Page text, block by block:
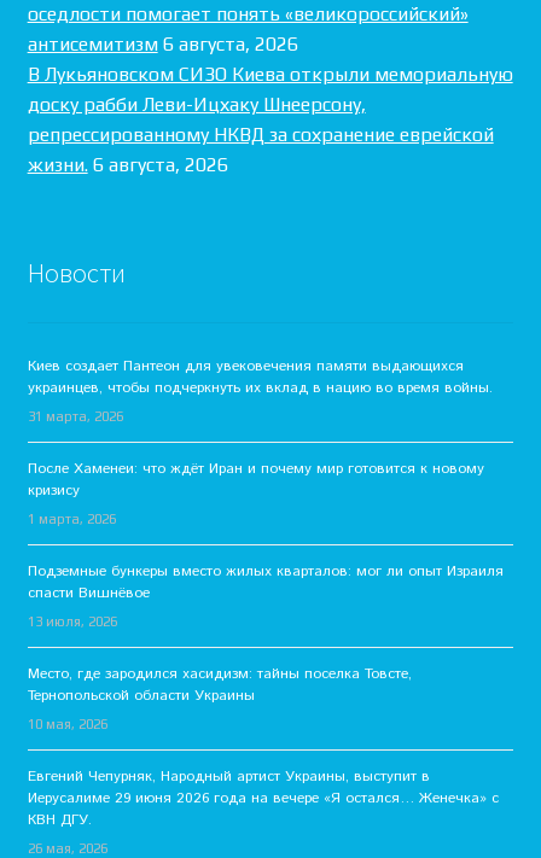
оседлости помогает понять «великороссийский»
антисемитизм 6 августа, 2026
В Лукьяновском СИЗО Киева открыли мемориальную
доску рабби Леви-Ицхаку Шнеерсону,
репрессированному НКВД за сохранение еврейской
жизни. 6 августа, 2026
Новости
Киев создает Пантеон для увековечения памяти выдающихся
украинцев, чтобы подчеркнуть их вклад в нацию во время войны.
31 марта, 2026
После Хаменеи: что ждёт Иран и почему мир готовится к новому
кризису
1 марта, 2026
Подземные бункеры вместо жилых кварталов: мог ли опыт Израиля
спасти Вишнёвое
13 июля, 2026
Место, где зародился хасидизм: тайны поселка Товсте,
Тернопольской области Украины
10 мая, 2026
Евгений Чепурняк, Народный артист Украины, выступит в
Иерусалиме 29 июня 2026 года на вечере «Я остался… Женечка» с
КВН ДГУ.
26 мая, 2026